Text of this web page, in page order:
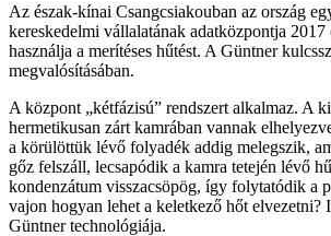
Az észak-kínai Csangcsiakouban az ország
kereskedelmi vállalatának adatközpontja 2017
használja a merítéses hűtést. A Güntner
megvalósításában.
A központ „kétfázisú” rendszert alkalmaz. A
hermetikusan zárt kamrában vannak
a körülöttük lévő folyadék addig melegszik,
gőz felszáll, lecsapódik a kamra tetején lévő
kondenzátum visszacsöpög, így folytatódik a
vajon hogyan lehet a keletkező hőt elvezetni?
Güntner technológiája.